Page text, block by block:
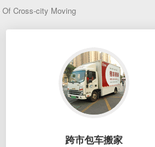
体积：21CBM
Cross-city Moving
跨市包车搬家